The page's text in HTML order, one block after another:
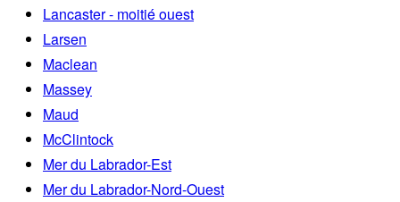
Lancaster - moitié ouest
Larsen
Maclean
Massey
Maud
McClintock
Mer du Labrador-Est
Mer du Labrador-Nord-Ouest